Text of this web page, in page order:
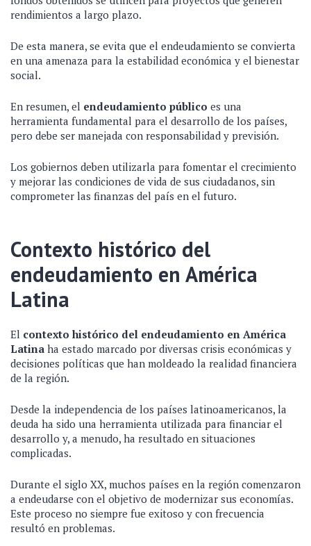
rendimientos a largo plazo.
De esta manera, se evita que el endeudamiento se convierta
en una amenaza para la estabilidad económica y el bienestar
social.
En resumen, el endeudamiento público es una
herramienta fundamental para el desarrollo de los países,
pero debe ser manejada con responsabilidad y previsión.
Los gobiernos deben utilizarla para fomentar el crecimiento
y mejorar las condiciones de vida de sus ciudadanos, sin
comprometer las finanzas del país en el futuro.
Contexto histórico del
endeudamiento en América
Latina
El contexto histórico del endeudamiento en América
Latina ha estado marcado por diversas crisis económicas y
decisiones políticas que han moldeado la realidad financiera
de la región.
Desde la independencia de los países latinoamericanos, la
deuda ha sido una herramienta utilizada para financiar el
desarrollo y, a menudo, ha resultado en situaciones
complicadas.
Durante el siglo XX, muchos países en la región comenzaron
a endeudarse con el objetivo de modernizar sus economías.
Este proceso no siempre fue exitoso y con frecuencia
resultó en problemas.